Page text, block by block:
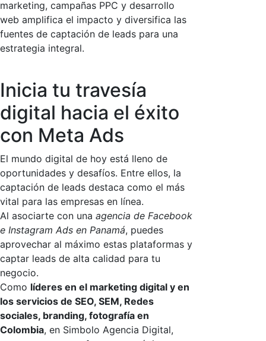
marketing, campañas PPC y desarrollo
web amplifica el impacto y diversifica las
fuentes de captación de leads para una
estrategia integral.
Inicia tu travesía
digital hacia el éxito
con Meta Ads
El mundo digital de hoy está lleno de
oportunidades y desafíos. Entre ellos, la
captación de leads destaca como el más
vital para las empresas en línea.
Al asociarte con una agencia de Facebook
e Instagram Ads en Panamá, puedes
aprovechar al máximo estas plataformas y
captar leads de alta calidad para tu
negocio.
Como líderes en el marketing digital y en
los servicios de SEO, SEM, Redes
sociales, branding, fotografía en
Colombia, en Simbolo Agencia Digital,